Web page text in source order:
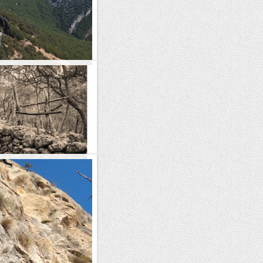
Cap del Ras.
poc que havien obert la
ressenya, tot i així encara
Així que,...
Moleta de Pastoritx
la isla de Mallorca